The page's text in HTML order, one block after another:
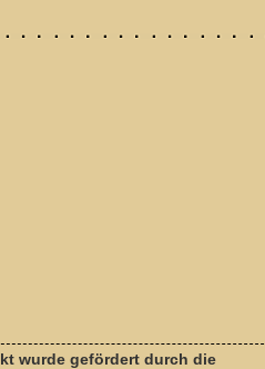
wurde gefördert durch die